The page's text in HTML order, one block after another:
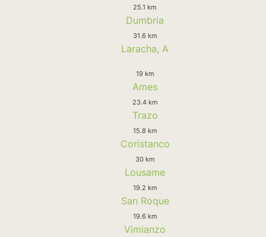
25.1 km
Dumbria
31.6 km
Laracha, A
19 km
Ames
23.4 km
Trazo
15.8 km
Coristanco
30 km
Lousame
19.2 km
San Roque
19.6 km
Vimianzo